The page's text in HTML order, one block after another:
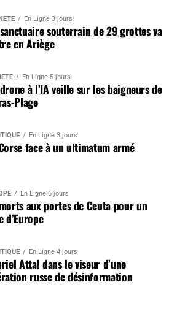
En Ligne 3 jours
souterrain de 29 grottes va
en Ariège
En Ligne 5 jours
à l’IA veille sur les baigneurs de
Plage
En Ligne 3 jours
face à un ultimatum armé
En Ligne 6 jours
aux portes de Ceuta pour un
d’Europe
En Ligne 4 jours
Attal dans le viseur d’une
russe de désinformation